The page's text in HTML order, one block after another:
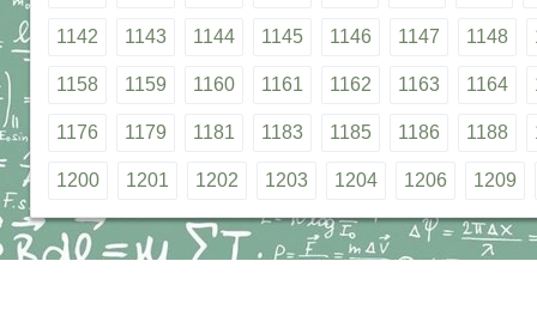
1142 1143 1144 1145 1146 1147 1148
1158 1159 1160 1161 1162 1163 1164
1176 1179 1181 1183 1185 1186 1188
1200 1201 1202 1203 1204 1206 1209